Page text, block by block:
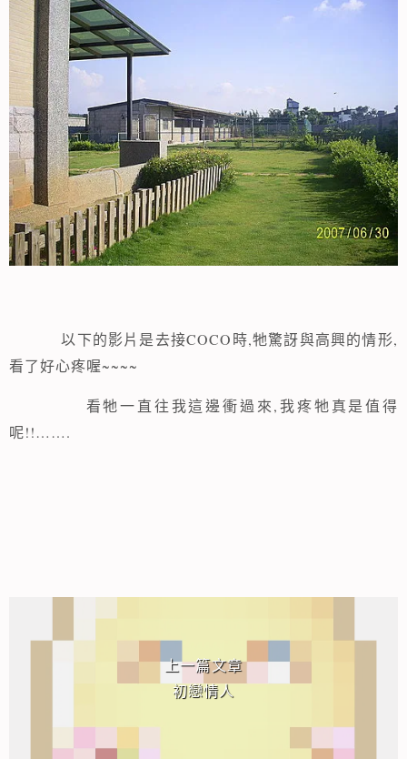
以下的影片是去接COCO 時,牠驚訝與高興的情形,
看了好心疼喔~~~~
看牠一直往我這邊衝過來,我疼牠真是值得
呢!!…….
上一篇文章
初戀情人